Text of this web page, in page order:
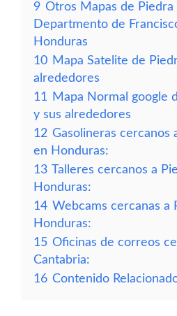
9 Otros Mapas de Piedra
Departmento de
Honduras
10 Mapa Satelite de
alrededores
11
Mapa Normal google
y sus alrededores
12 Gasolineras cercanos
en Honduras:
13 Talleres cercanos a
Honduras:
14 Webcams cercanas a
Honduras:
15 Oficinas de correos
Cantabria:
16 Contenido